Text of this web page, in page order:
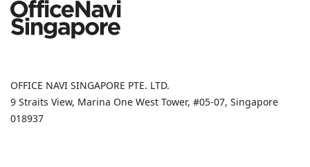
OFFICE NAVI SINGAPORE PTE. LTD.
9 Straits View, Marina One West Tower, #05-07, Singapore
018937